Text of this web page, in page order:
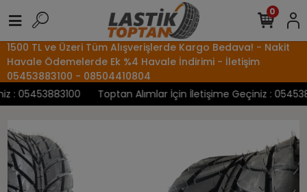
1500 TL ve Üzeri Tüm Alışverişlerde Kargo Bedava! - Nakit
Havale Ödemelerde Ek %4 Havale İndirimi - İletişim
05453883100 - 08504410804
05453883100
Toptan Alımlar İçin İletişime Geçiniz :
0